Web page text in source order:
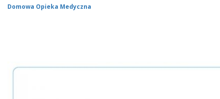
Domowa Opieka Medyczna